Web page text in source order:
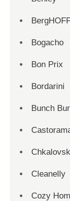
Bogacho
Bon Prix
Bordarini
Bunch
Cleanelly
Cozy